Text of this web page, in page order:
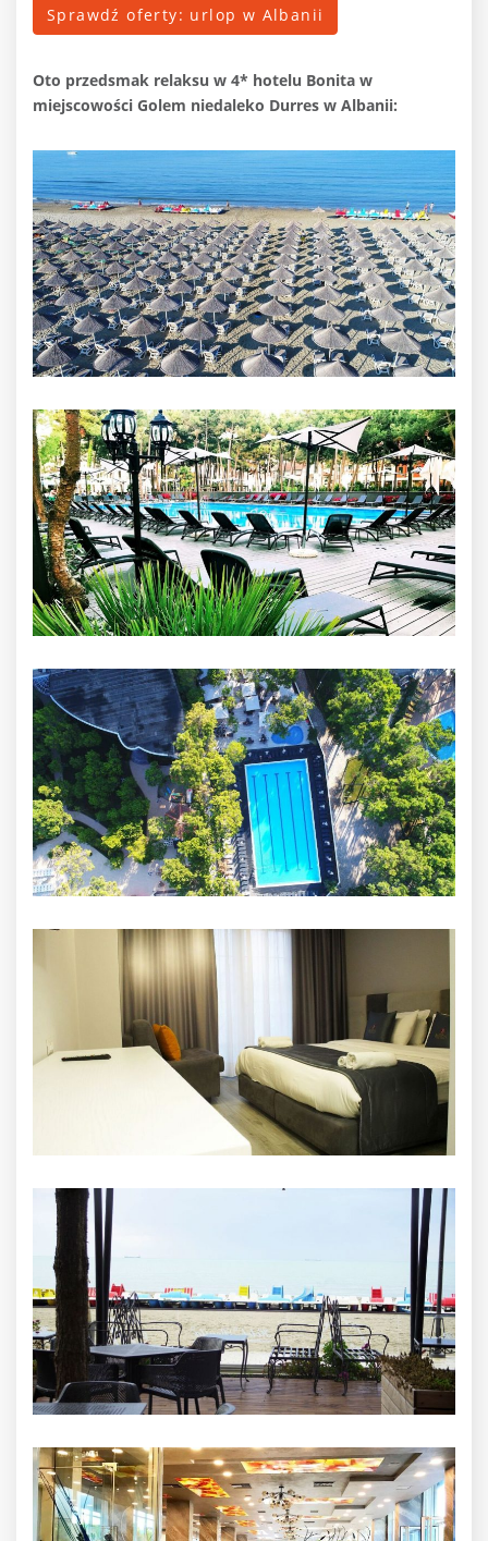
Sprawdź oferty: urlop w Albanii
Oto przedsmak relaksu w 4* hotelu Bonita w
miejscowości Golem niedaleko Durres w Albanii: